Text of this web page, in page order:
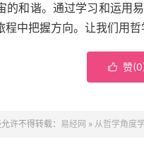
和谐。通过学习和运用
中把握方向。让我们用
 赞(0
许不得转载： 易经网 » 从哲学角度